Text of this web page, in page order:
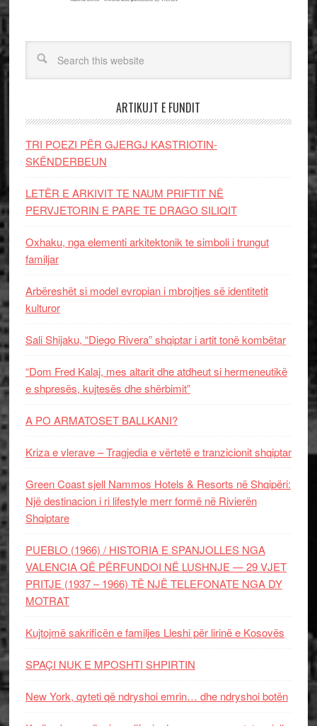
ARTIKUJT E FUNDIT
TRI POEZI PËR GJERGJ KASTRIOTIN-
SKËNDERBEUN
LETËR E ARKIVIT TE NAUM PRIFTIT NË
PERVJETORIN E PARE TE DRAGO SILIQIT
Oxhaku, nga elementi arkitektonik te simboli i trungut
familjar
Arbëreshët si model evropian i mbrojtjes së identitetit
kulturor
Sali Shijaku, “Diego Rivera” shqiptar i artit tonë kombëtar
“Dom Fred Kalaj, mes altarit dhe atdheut si hermeneutikë
e shpresës, kujtesës dhe shërbimit”
A PO ARMATOSET BALLKANI?
Kriza e vlerave – Tragjedia e vërtetë e tranzicionit shqiptar
Green Coast sjell Nammos Hotels & Resorts në Shqipëri:
Një destinacion i ri lifestyle merr formë në Rivierën
Shqiptare
PUEBLO (1966) / HISTORIA E SPANJOLLES NGA
VALENCIA QË PËRFUNDOI NË LUSHNJE — 29 VJET
PRITJE (1937 – 1966) TË NJË TELEFONATE NGA DY
MOTRAT
Kujtojmë sakrificën e familjes Lleshi për lirinë e Kosovës
SPAÇI NUK E MPOSHTI SHPIRTIN
New York, qyteti që ndryshoi emrin… dhe ndryshoi botën